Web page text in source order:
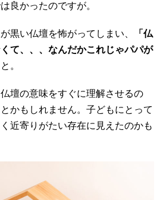
良かったのですが。
黒い仏壇を怖がってしまい、
「仏
て、、、なんだかこれじゃパパが
と。
壇の意味をすぐに理解させるの
かもしれません。子どもにとって
近寄りがたい存在に見えたのかも